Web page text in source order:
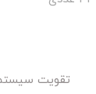
تقویت